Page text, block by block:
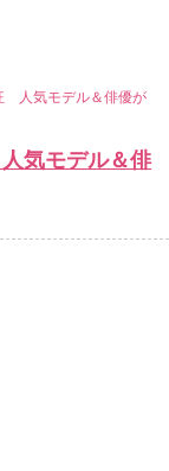
人気モデル＆俳優が
気モデル＆俳